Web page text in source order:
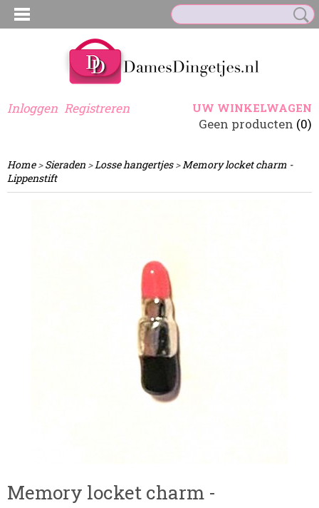
Inloggen Registreren UW WINKELWAGEN
Geen producten (0)
Home>Sieraden >Losse hangertjes>Memory locket charm -
Lippenstift
Memory locket charm -